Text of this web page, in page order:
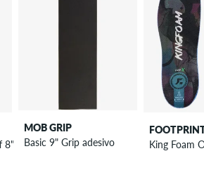
Tavola da skateboard
MOB GRIP
Basic 9" Grip adesivo
King Foam